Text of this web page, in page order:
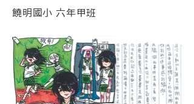
饒明國小 六年甲班